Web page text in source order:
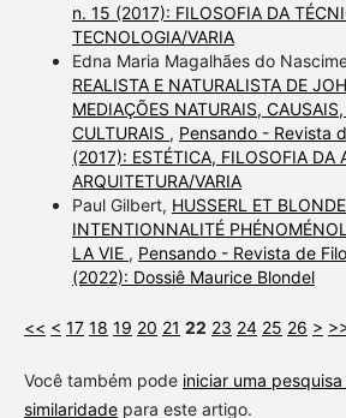
n. 15 (2017): FILOSOFIA DA
TECNOLOGIA/VARIA
Edna Maria Magalhães do
REALISTA E NATURALISTA DE
MEDIAÇÕES NATURAIS,
CULTURAIS , Pensando - Revista
(2017): ESTÉTICA, FILOSOFIA DA
ARQUITETURA/VARIA
Paul Gilbert, HUSSERL ET
INTENTIONNALITÉ
LA VIE , Pensando - Revista de
(2022): Dossiê Maurice Blondel
<< < 17 18 19 20 21 22 23 24 25 26 >
Você também pode iniciar uma
similaridadepara este artigo.